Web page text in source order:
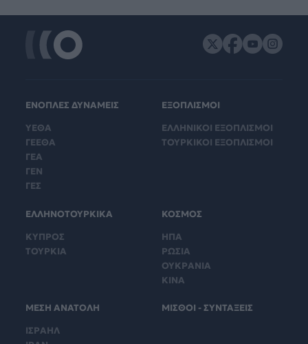
ΕΝΟΠΛΕΣ ΔΥΝΑΜΕΙΣ
ΥΕΘΑ
ΓΕΕΘΑ
ΓΕΑ
ΓΕΝ
ΓΕΣ
ΕΞΟΠΛΙΣΜΟΙ
ΕΛΛΗΝΙΚΟΙ ΕΞΟΠΛΙΣΜΟΙ
ΤΟΥΡΚΙΚΟΙ ΕΞΟΠΛΙΣΜΟΙ
ΕΛΛΗΝΟΤΟΥΡΚΙΚΑ
ΚΥΠΡΟΣ
ΤΟΥΡΚΙΑ
ΚΟΣΜΟΣ
ΗΠΑ
ΡΩΣΙΑ
ΟΥΚΡΑΝΙΑ
ΚΙΝΑ
ΜΕΣΗ ΑΝΑΤΟΛΗ
ΙΣΡΑΗΛ
ΜΙΣΘΟΙ - ΣΥΝΤΑΞΕΙΣ